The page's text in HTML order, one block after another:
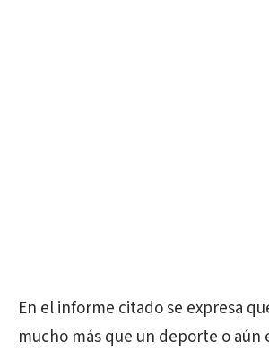
En el informe citado se expresa
mucho más que un deporte o aún